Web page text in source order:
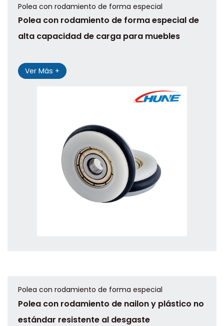
Polea con rodamiento de forma especial
Polea con rodamiento de forma especial de
alta capacidad de carga para muebles
Ver Más +
Polea con rodamiento de forma especial
Polea con rodamiento de nailon y plástico no
estándar resistente al desgaste